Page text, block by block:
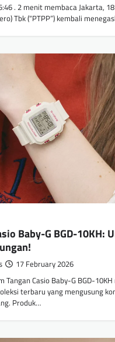
. 2 menit membaca Jakarta,
Tbk (“PTPP”) kembali
Baby-G BGD-10KH:
17 February 2026
Tangan Casio Baby-G BGD-
terbaru yang mengusung
Produk…